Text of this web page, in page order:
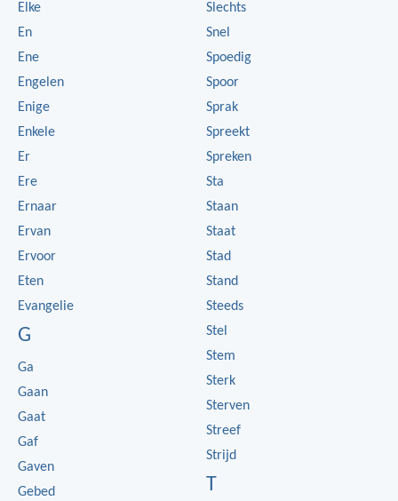
Elke
En
Ene
Engelen
Enige
Enkele
Er
Ere
Ernaar
Ervan
Ervoor
Eten
Evangelie
G
Ga
Gaan
Gaat
Gaf
Gaven
Gebed
Slechts
Snel
Spoedig
Spoor
Sprak
Spreekt
Spreken
Sta
Staan
Staat
Stad
Stand
Steeds
Stel
Stem
Sterk
Sterven
Streef
Strijd
T